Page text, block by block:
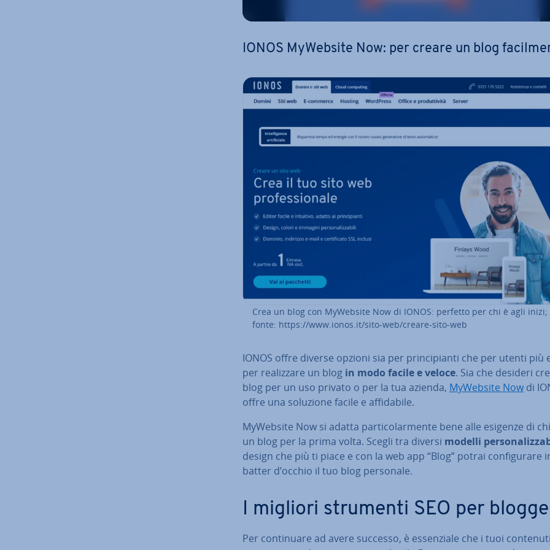
IONOS MyWebsite Now: per creare un blog
Crea un blog con MyWebsite Now di IONOS: perfetto per chi è agli inizi;
fonte: https://www.ionos.it/sito-web/creare-sito-web
IONOS offre diverse opzioni sia per prin­ci­pian­ti che per utenti più
per rea­liz­za­re un blog in modo facile e veloce. Sia che desideri
blog per un uso privato o per la tua azienda, MyWebsite Now di
offre una soluzione facile e af­fi­da­bi­le.
MyWebsite Now si adatta par­ti­co­lar­men­te bene alle esigenze di
un blog per la prima volta. Scegli tra diversi modelli
design che più ti piace e con la web app “Blog” potrai con­fi­gu­ra­re
batter d’occhio il tuo blog personale.
I migliori strumenti SEO per
Per con­ti­nua­re ad avere successo, è es­sen­zia­le che i tuoi